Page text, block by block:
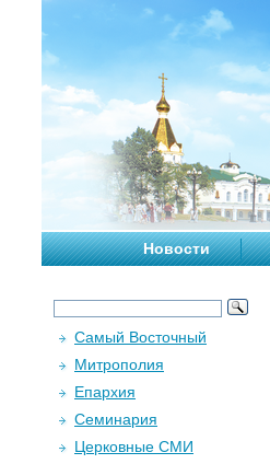
Новости
Самый Восточный
Митрополия
Епархия
Семинария
Церковные СМИ